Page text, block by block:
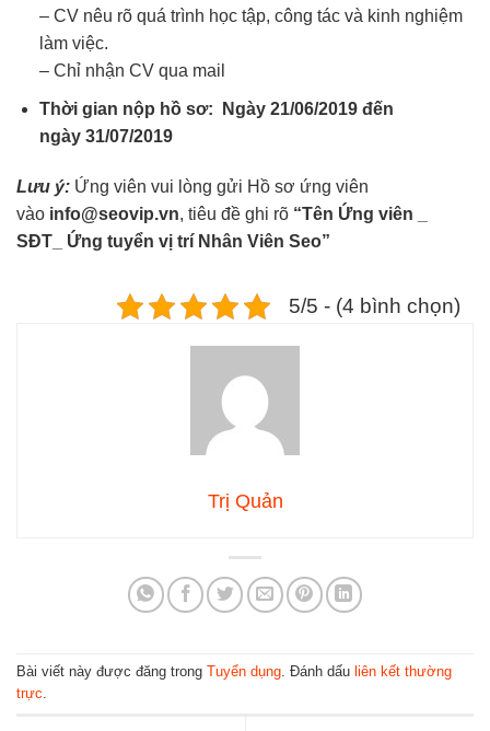
– CV nêu rõ quá trình học tập, công tác và kinh nghiệm
làm việc.
– Chỉ nhận CV qua mail
Thời gian nộp hồ sơ:
Ngày 21/06/2019 đến
ngày 31/07/2019
Lưu ý: Ứng viên vui lòng gửi Hồ sơ ứng viên
vào info@seovip.vn, tiêu đề ghi rõ “Tên Ứng viên _
SĐT_ Ứng tuyển vị trí Nhân Viên Seo”
5/5 - (4 bình chọn)
Trị Quản
Bài viết này được đăng trong Tuyển dụng. Đánh dấu liên kết thường
trực.